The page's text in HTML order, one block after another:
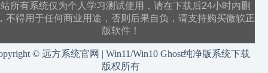
所有系统仅为个人学习测试使用，请在下载后24小时内删
不得用于任何商业用途，否则后果自负，请支持购买微软正
版软件！
© 远方系统官网 | Win11/Win10 Ghost纯净版系统下载
版权所有